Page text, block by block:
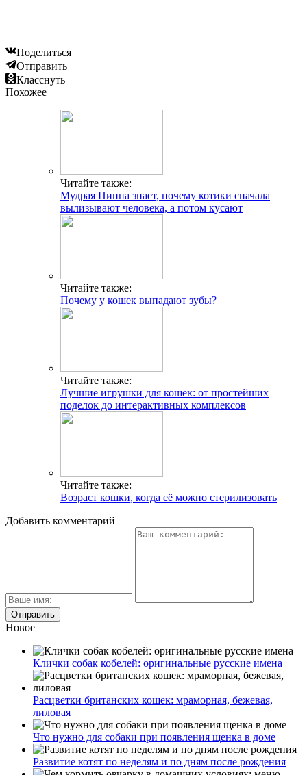
Поделиться
Отправить
Класснуть
Похожее
Читайте также:
Мудрая Пиппа знает, почему котики сначала
вылизывают человека, а потом кусают
Читайте также:
Почему у кошек выпадают зубы?
Читайте также:
Лучшие игрушки для кошек: от простейших
поделок до интерактивных комплексов
Читайте также:
Возраст кошки, когда её можно стерилизовать
Добавить комментарий
Новое
Клички собак кобелей: оригинальные русские имена
Расцветки британских кошек: мраморная, бежевая,
лиловая
Что нужно для собаки при появления щенка в доме
Развитие котят по неделям и по дням после рождения